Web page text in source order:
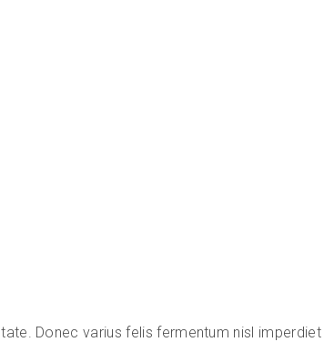
Donec varius felis fermentum nisl